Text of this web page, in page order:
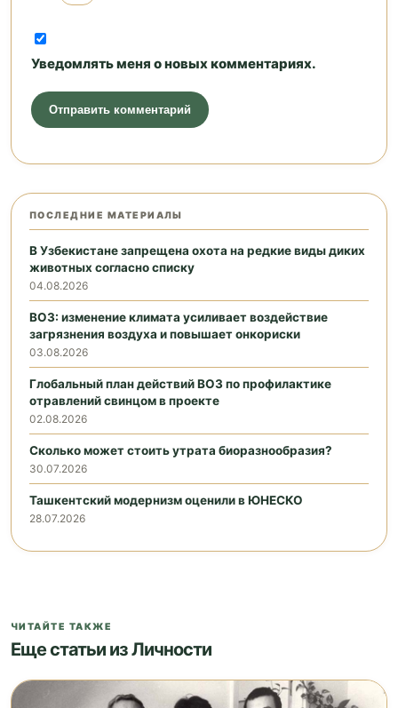
Уведомлять меня о новых комментариях.
ПОСЛЕДНИЕ МАТЕРИАЛЫ
В Узбекистане запрещена охота на редкие виды диких
животных согласно списку
04.08.2026
ВОЗ: изменение климата усиливает воздействие
загрязнения воздуха и повышает онкориски
03.08.2026
Глобальный план действий ВОЗ по профилактике
отравлений свинцом в проекте
02.08.2026
Сколько может стоить утрата биоразнообразия?
30.07.2026
Ташкентский модернизм оценили в ЮНЕСКО
28.07.2026
ЧИТАЙТЕ ТАКЖЕ
Еще статьи из Личности